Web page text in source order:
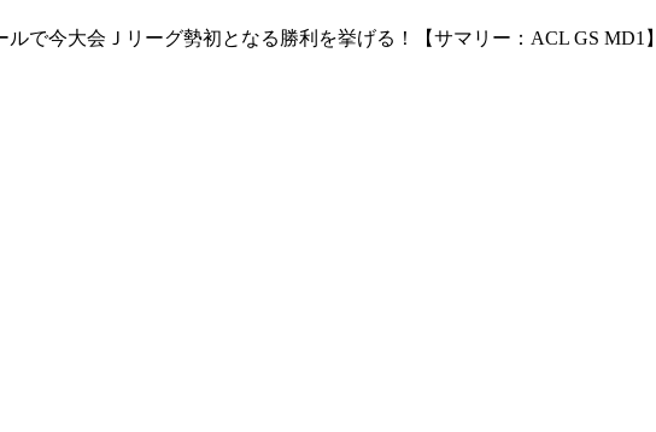
で今大会Ｊリーグ勢初となる勝利を挙げる！【サマリー：ACL GS MD1】